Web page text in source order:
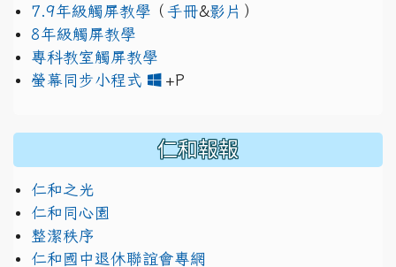
7.9年級觸屏教學 （ 手冊&影片 ）
8年級觸屏教學
專科教室觸屏教學
螢幕同步小程式
+P
仁和報報
仁和之光
仁和同心園
整潔秩序
仁和國中退休聯誼會專網